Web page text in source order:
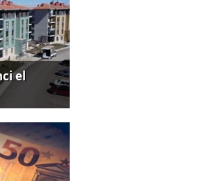
el